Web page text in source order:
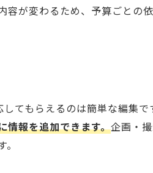
が変わるため、予算ごとの
てもらえるのは簡単な編集で
情報を追加できます。企画・